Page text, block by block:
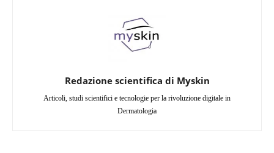
Redazione scientifica di Myskin
Articoli, studi scientifici e tecnologie per la rivoluzione digitale in
Dermatologia